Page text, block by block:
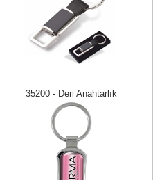
35200 - Deri Anahtarlık
Fiyat isteyiniz